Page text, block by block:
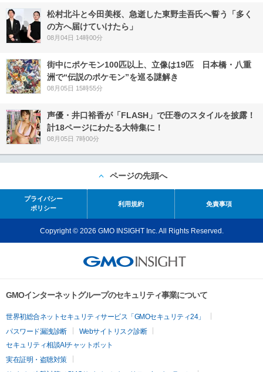
松村北斗と今田美桜、急逝した東野圭吾氏へ誓う「多く
の方へ届けていけたら」
08月04日 14時00分
街中にポケモン100匹以上、立像は19匹 日本橋・八重
洲で“伝説のポケモン”を巡る謎解き
08月05日 15時55分
声優・井口裕香が「FLASH」で圧巻のスタイルを披露！
計18ページにわたる大特集に！
08月05日 7時00分
ページの先頭へ
プライバシー
ポリシー
利用規約 免責事項
Copyright © 2026 GMO INSIGHT Inc. All Rights Reserved.
GMOインターネットグループのセキュリティ事業について
世界初総合ネットセキュリティサービス「GMOセキュリティ24」
パスワード漏洩診断
Webサイトリスク診断
セキュリティ相談AIチャットボット
実在証明・盗聴対策